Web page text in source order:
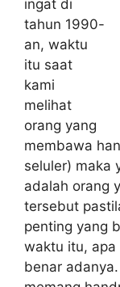
ingat di
tahun 1990-
an, waktu
itu saat
kami
melihat
orang yang
membawa
seluler) maka
adalah orang
tersebut
penting yang
waktu itu, apa
benar